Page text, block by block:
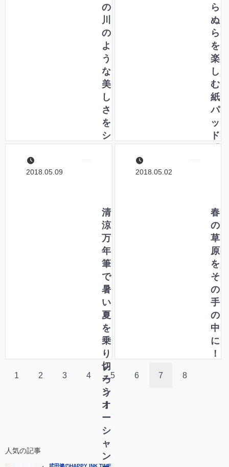
め
く
心
を
開
封
し
よ
う
！
！
の
川
の
よ
う
な
美
し
さ
を
シ
え
よ
う
！
「
ペ
リ
カ
ン
ス
ー
ベ
レ
ー
ン
オ
ー
シ
ャ
ン
ら
ぬ
ら
を
楽
し
む
紙
パ
ッ
ド
画
グ
ラ
フ
ィ
ー
ロ
」
2018.05.09
清
涼
万
年
筆
で
暑
い
夏
を
乗
り
切
ろ
う
！
2018.05.02
春
の
草
原
を
そ
の
手
の
中
に
！
1 2 3 4 5 6 7 8
人気の記事